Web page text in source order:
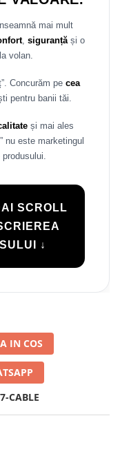
mai mult
, siguranțăși o
volan.
Concurăm pe cea
pentru banii tăi.
și mai ales
nu este marketingul
SCROLL
↓
IN COS
CABLE